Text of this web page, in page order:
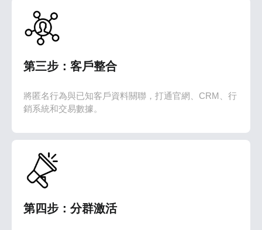
第三步：客戶整合
將匿名行為與已知客戶資料關聯，打通官網、CRM、行
銷系統和交易數據。
第四步：分群激活